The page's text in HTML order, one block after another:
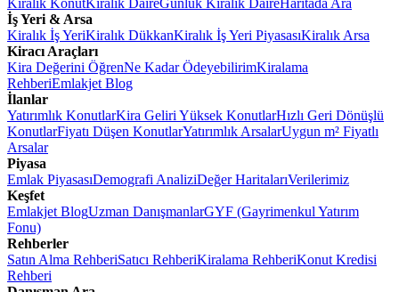
Kiralık KonutKiralık DaireGünlük Kiralık DaireHaritada Ara
İş Yeri & Arsa
Kiralık İş YeriKiralık DükkanKiralık İş Yeri PiyasasıKiralık Arsa
Kiracı Araçları
Kira Değerini ÖğrenNe Kadar ÖdeyebilirimKiralama
RehberiEmlakjet Blog
İlanlar
Yatırımlık KonutlarKira Geliri Yüksek KonutlarHızlı Geri Dönüşlü
KonutlarFiyatı Düşen KonutlarYatırımlık ArsalarUygun m² Fiyatlı
Arsalar
Piyasa
Emlak PiyasasıDemografi AnaliziDeğer HaritalarıVerilerimiz
Keşfet
Emlakjet BlogUzman DanışmanlarGYF (Gayrimenkul Yatırım
Fonu)
Rehberler
Satın Alma RehberiSatıcı RehberiKiralama RehberiKonut Kredisi
Rehberi